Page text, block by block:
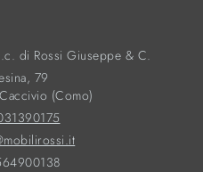
di Rossi Giuseppe & C.
79
(Como)